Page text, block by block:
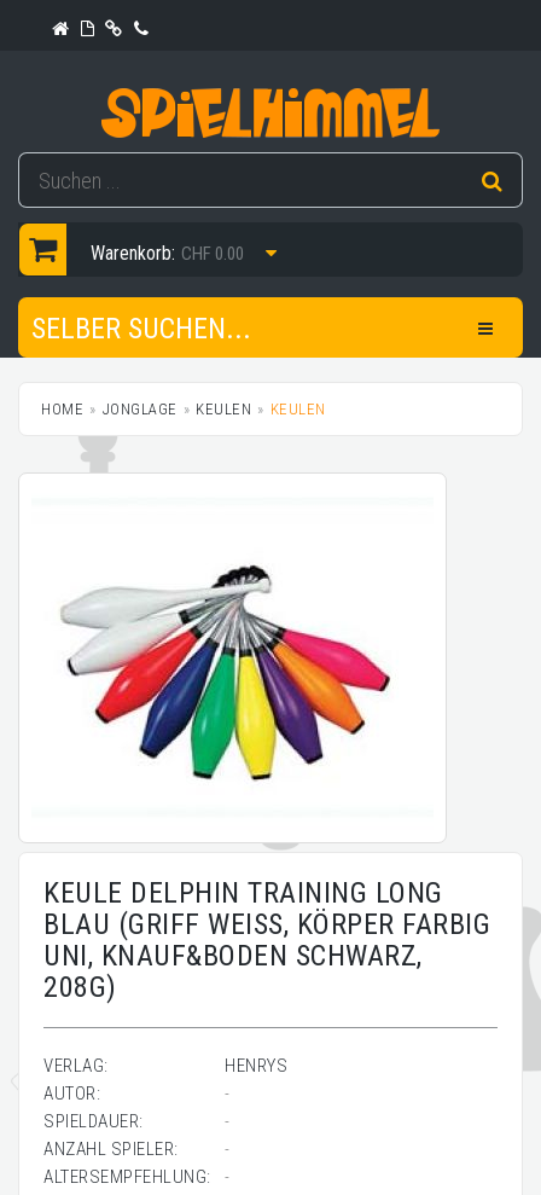
Warenkorb: CHF 0.00
SELBER SUCHEN...
HOME JONGLAGE KEULEN KEULEN
KEULE DELPHIN TRAINING LONG
BLAU (GRIFF WEISS, KÖRPER FARBIG
UNI, KNAUF&BODEN SCHWARZ,
208G)
VERLAG:
HENRYS
AUTOR:
-
SPIELDAUER:
-
ANZAHL SPIELER:
-
ALTERSEMPFEHLUNG:
-